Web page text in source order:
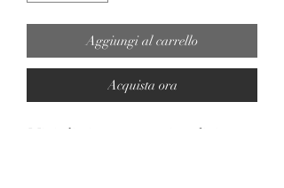
Aggiungi al carrello
Acquista ora
Mini clip in ottone anni 70 dipinte a